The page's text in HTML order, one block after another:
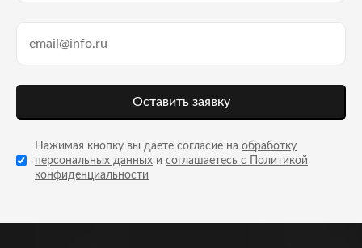
Оставить заявку
Нажимая кнопку вы даете согласие на обработку
персональных данных и соглашаетесь с Политикой
конфиденциальности